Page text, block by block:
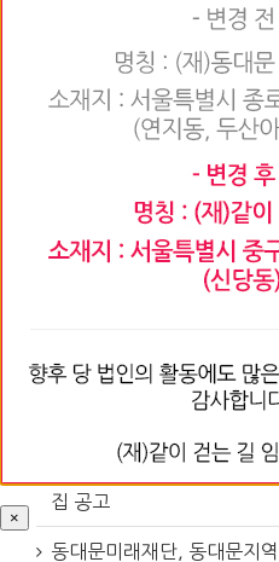
한편 이번 대회 최우수상은 ‘
를 위한 안내서’를 모티브로
세, 개인 브랜드 ‘립언더포인
박사덕(24세, 동덕여대 패션
은 김시은(27세, 프리랜서
랜서 디자이너), 최수지(30세
재단 명칭 변경 및 소재지 변
집 공고
동대문미래재단, 동대문지
×